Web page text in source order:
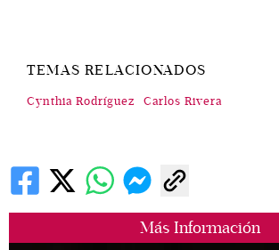
Más Información
TEMAS RELACIONADOS
Cynthia Rodríguez Carlos Rivera